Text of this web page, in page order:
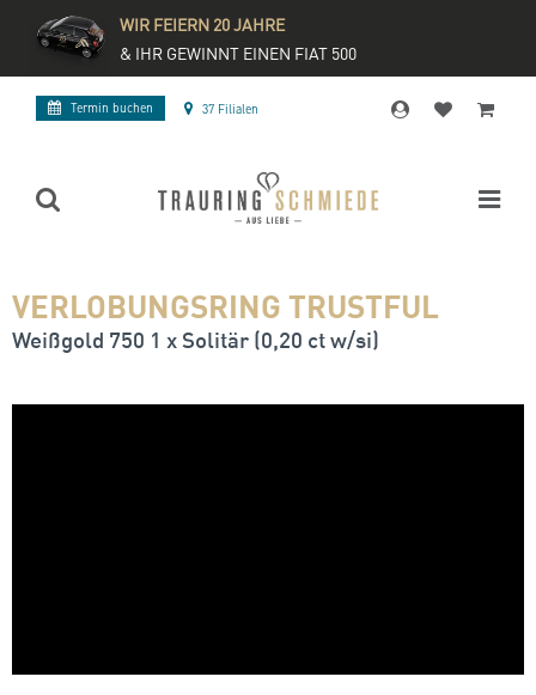
WIR FEIERN 20 JAHRE
& IHR GEWINNT EINEN FIAT 500
Termin buchen 37 Filialen
VERLOBUNGSRING TRUSTFUL
Weißgold 750 1 x Solitär (0,20 ct w/si)